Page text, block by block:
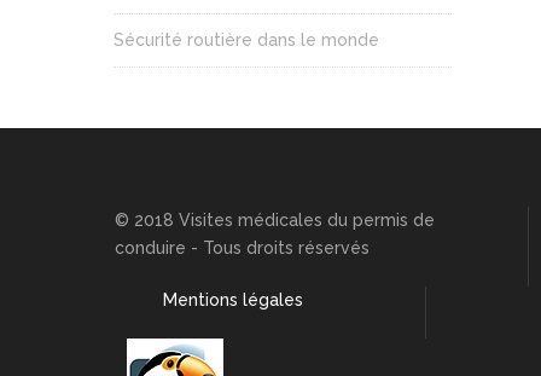
Sécurité routière dans le monde
© 2018 Visites médicales du permis de
conduire - Tous droits réservés
Mentions légales